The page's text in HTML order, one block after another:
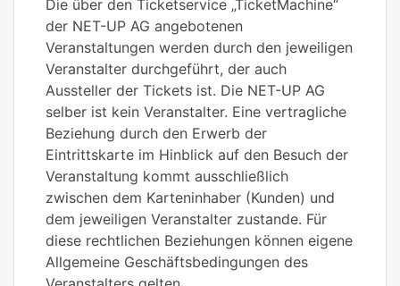
Die über den Ticketservice „TicketMachine“
der NET-UP AG angebotenen
Veranstaltungen werden durch den jeweiligen
Veranstalter durchgeführt, der auch
Aussteller der Tickets ist. Die NET-UP AG
selber ist kein Veranstalter. Eine vertragliche
Beziehung durch den Erwerb der
Eintrittskarte im Hinblick auf den Besuch der
Veranstaltung kommt ausschließlich
zwischen dem Karteninhaber (Kunden) und
dem jeweiligen Veranstalter zustande. Für
diese rechtlichen Beziehungen können eigene
Allgemeine Geschäftsbedingungen des